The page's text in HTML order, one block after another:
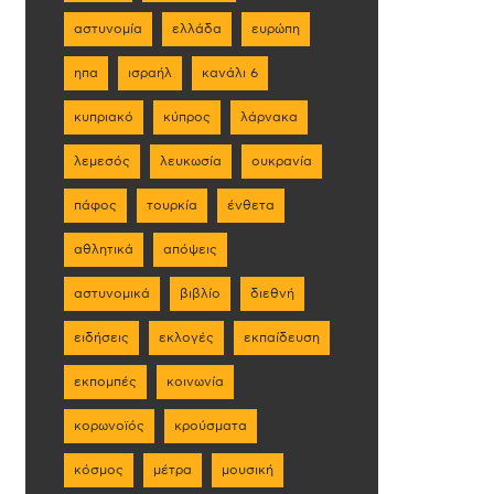
αστυνομία ελλάδα ευρώπη
ηπα ισραήλ κανάλι 6
κυπριακό κύπρος λάρνακα
λεμεσός λευκωσία ουκρανία
πάφος τουρκία ένθετα
αθλητικά απόψεις
αστυνομικά βιβλίο διεθνή
ειδήσεις εκλογές εκπαίδευση
εκπομπές κοινωνία
κορωνοϊός κρούσματα
κόσμος μέτρα μουσική